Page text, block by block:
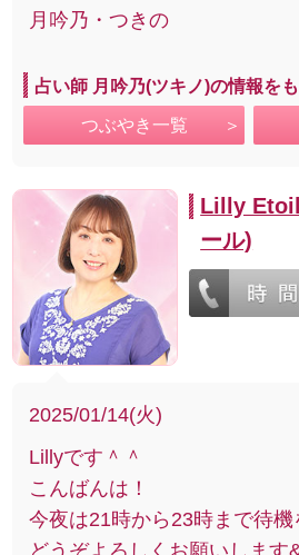
月吟乃・つきの
占い師 月吟乃(ツキノ)の情報を
つぶやき一覧
Lilly
ール)
2025/01/14(火)
Lillyです＾＾
こんばんは！
今夜は21時から23時まで待機
どうぞよろしくお願いします